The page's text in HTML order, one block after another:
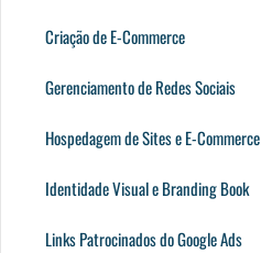
Criação de E-Commerce
Gerenciamento de Redes Sociais
Hospedagem de Sites e E-Commerce
Identidade Visual e Branding Book
Links Patrocinados do Google Ads